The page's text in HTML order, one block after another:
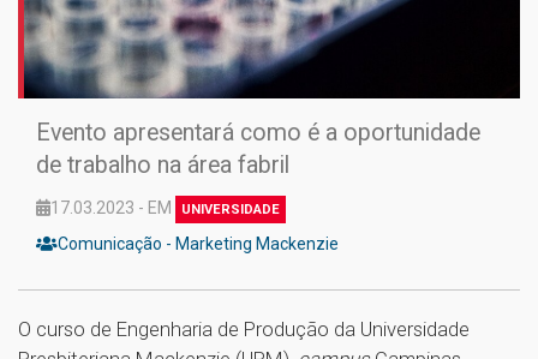
Evento apresentará como é a oportunidade
de trabalho na área fabril
17.03.2023 - EM UNIVERSIDADE
Comunicação - Marketing Mackenzie
O curso de Engenharia de Produção da Universidade